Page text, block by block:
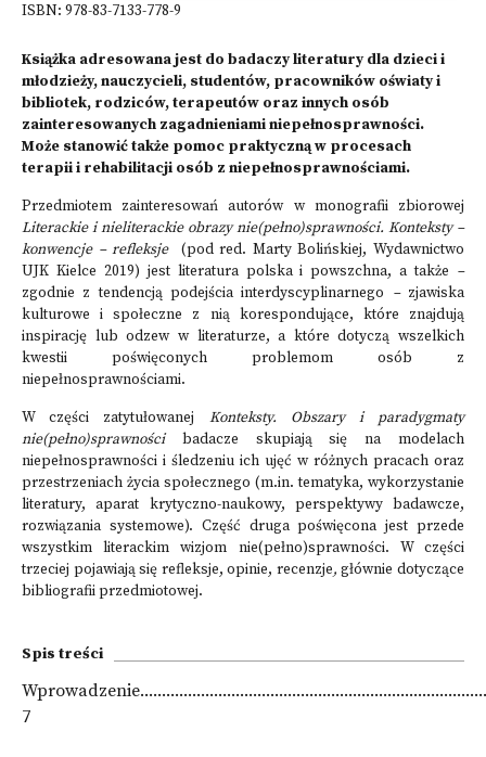
ISBN: 978-83-7133-778-9
Książka adresowana jest do badaczy literatury dla dzieci i
młodzieży, nauczycieli, studentów, pracowników oświaty i
bibliotek, rodziców, terapeutów oraz innych osób
zainteresowanych zagadnieniami niepełnosprawności.
Może stanowić także pomoc praktyczną w procesach
terapii i rehabilitacji osób z niepełnosprawnościami.
Przedmiotem zainteresowań autorów w monografii zbiorowej
Literackie i nieliterackie obrazy nie(pełno)sprawności. Konteksty –
konwencje – refleksje
(pod red. Marty Bolińskiej, Wydawnictwo
UJK Kielce 2019) jest literatura polska i powszchna, a także –
zgodnie z tendencją podejścia interdyscyplinarnego –zjawiska
kulturowe i społeczne z nią korespondujące, które znajdują
inspirację lub odzew w literaturze, a które dotyczą wszelkich
kwestii poświęconych problemom osób z
niepełnosprawnościami.
W części zatytułowanej Konteksty. Obszary i paradygmaty
nie(pełno)sprawności badacze skupiają się na modelach
niepełnosprawności i śledzeniu ich ujęć w różnych pracach oraz
przestrzeniach życia społecznego (m.in. tematyka, wykorzystanie
literatury, aparat krytyczno-naukowy, perspektywy badawcze,
rozwiązania systemowe). Część druga poświęcona jest przede
wszystkim literackim wizjom nie(pełno)sprawności. W części
trzeciej pojawiają się refleksje, opinie, recenzje,głównie dotyczące
bibliografii przedmiotowej.
Spis treści
7